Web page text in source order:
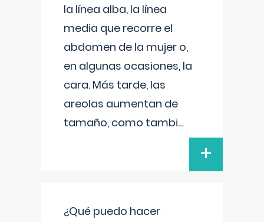
la línea alba, la línea
media que recorre el
abdomen de la mujer o,
en algunas ocasiones, la
cara. Más tarde, las
areolas aumentan de
tamaño, como tambi...
+
¿Qué puedo hacer